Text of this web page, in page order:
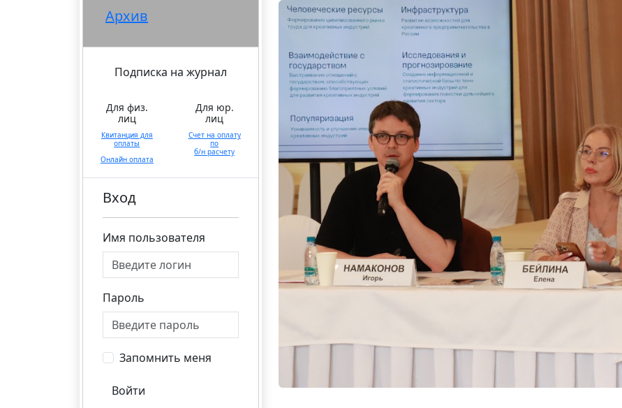
Архив
Подписка на журнал
Для физ.
лиц
Квитанция для
оплаты
Онлайн оплата
Для юр.
лиц
Счет на оплату
по
б/н расчету
Вход
Имя пользователя
Пароль
Запомнить меня
Войти